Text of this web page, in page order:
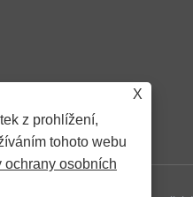
X
z prohlížení,
tohoto webu
ochrany osobních